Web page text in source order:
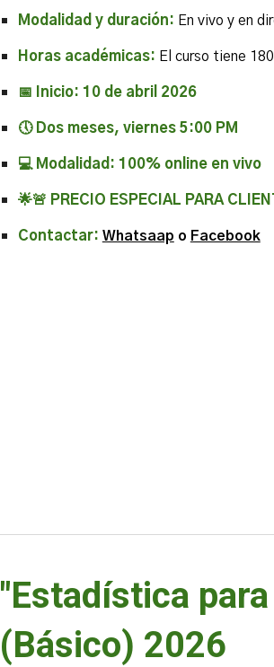
Modalidad y duración: En vivo y en
Horas académicas: El curso tiene
📅 Inicio: 10 de abril 2026
🕔 Dos meses, viernes 5:00 PM
💻 Modalidad: 100% online en vivo
🌟🚨 PRECIO ESPECIAL PARA
Contactar: Whatsaap o Facebook
"Estadística
(Básico) 2026